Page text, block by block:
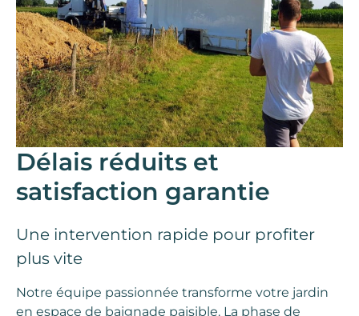
Délais réduits et
satisfaction garantie
Une intervention rapide pour profiter
plus vite
Notre équipe passionnée transforme votre jardin
en espace de baignade paisible. La phase de